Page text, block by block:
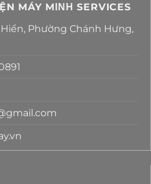
MÁY MΙΝΗ SERVICES
Phường Chánh Hưng,